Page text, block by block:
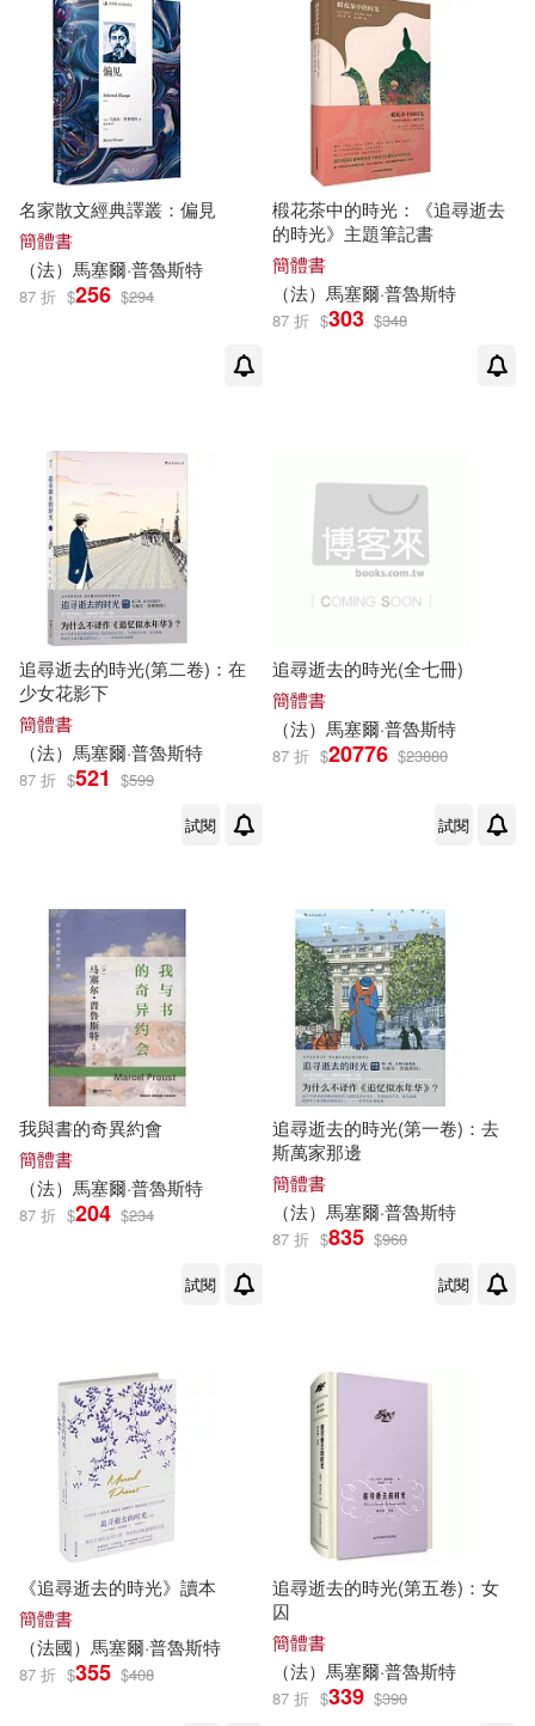
名家散文經典譯叢：偏見
簡體書
（法） 馬塞爾·普魯斯特
87 折 $256 $294
椴花茶中的時光：《追尋逝去
的時光》主題筆記書
簡體書
（法） 馬塞爾·普魯斯特
87 折 $303 $348
追尋逝去的時光(第二卷)：在
少女花影下
簡體書
（法） 馬塞爾·普魯斯特
87 折 $521 $599
試閱
追尋逝去的時光(全七冊)
簡體書
（法） 馬塞爾·普魯斯特
87 折 $20776 $23880
試閱
我與書的奇異約會
簡體書
（法） 馬塞爾·普魯斯特
87 折 $204 $234
試閱
追尋逝去的時光(第一卷)：去
斯萬家那邊
簡體書
（法） 馬塞爾·普魯斯特
87 折 $835 $960
試閱
《追尋逝去的時光》讀本
簡體書
（法國） 馬塞爾·普魯斯特
87 折 $355 $408
追尋逝去的時光(第五卷)：女
囚
簡體書
（法） 馬塞爾·普魯斯特
87 折 $339 $390